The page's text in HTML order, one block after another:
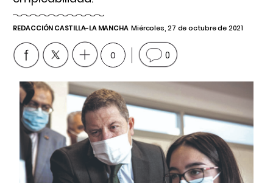
REDACCIÓN CASTILLA-LA MANCHA Miércoles, 27 de octubre de 2021
0 0